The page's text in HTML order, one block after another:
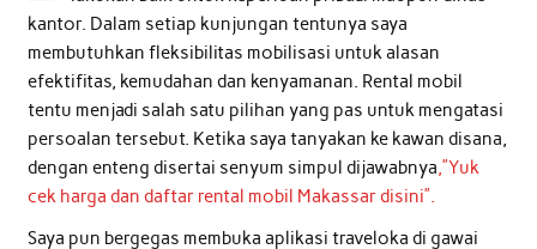
kantor. Dalam setiap kunjungan tentunya saya
membutuhkan fleksibilitas mobilisasi untuk alasan
efektifitas, kemudahan dan kenyamanan. Rental mobil
tentu menjadi salah satu pilihan yang pas untuk mengatasi
persoalan tersebut. Ketika saya tanyakan ke kawan disana,
dengan enteng disertai senyum simpul dijawabnya,”Yuk
cek harga dan daftar rental mobil Makassar disini”.
Saya pun bergegas membuka aplikasi traveloka di gawai